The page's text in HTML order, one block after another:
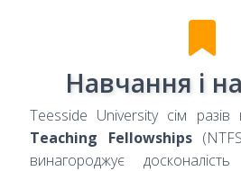
Навчання і
Teesside University сім разів
Teaching Fellowships
винагороджує